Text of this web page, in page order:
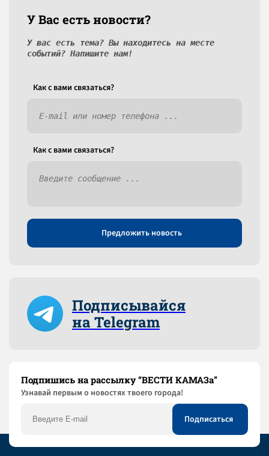
У Вас есть новости?
У вас есть тема? Вы находитесь на месте
событий? Напишите нам!
Как c вами связаться?
Как c вами связаться?
Предложить новость
Подписывайся
на Telegram
Подпишись на рассылку “ВЕСТИ КАМАЗа”
Узнaвай первым о новостях твоего города!